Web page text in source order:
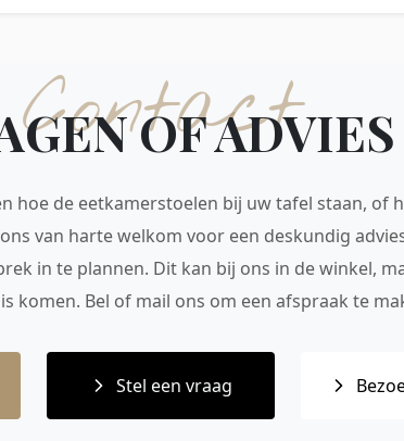
Contact
OF ADVIES
hoe de eetkamerstoelen bij uw tafel staan, of
van harte welkom voor een deskundig
in te plannen. Dit kan bij ons in de winkel,
komen. Bel of mail ons om een afspraak te
Stel een vraag